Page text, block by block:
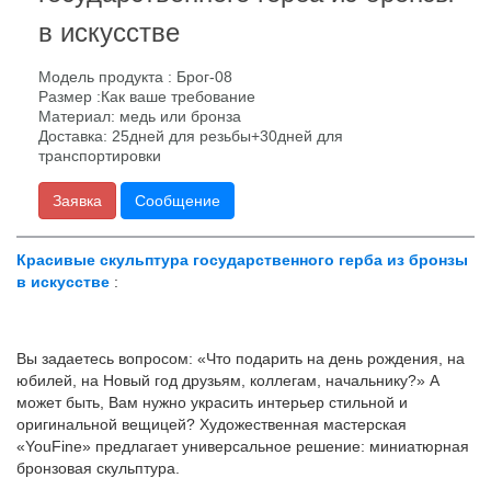
в искусстве
Модель продукта : Брог-08
Размер :Как ваше требование
Материал: медь или бронза
Доставка: 25дней для резьбы+30дней для
транспортировки
Заявка Сообщение
Красивые скульптура государственного герба из бронзы
в искусстве :
Вы задаетесь вопросом: «Что подарить на день рождения, на
юбилей, на Новый год друзьям, коллегам, начальнику?» А
может быть, Вам нужно украсить интерьер стильной и
оригинальной вещицей? Художественная мастерская
«YouFine» предлагает универсальное решение: миниатюрная
бронзовая скульптура.